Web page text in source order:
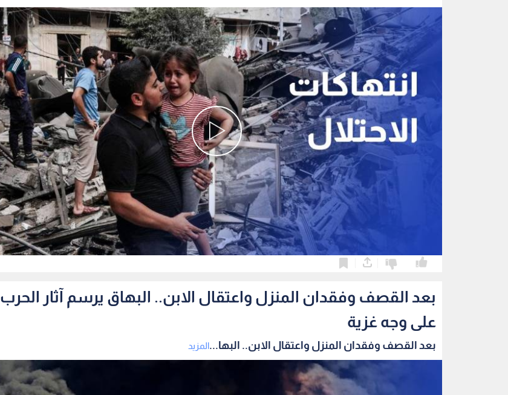
بعد القصف وفقدان المنزل واعتقال الابن.. البهاق يرسم آثار الحرب
على وجه غزية
بعد القصف وفقدان المنزل واعتقال الابن.. البها...المزيد